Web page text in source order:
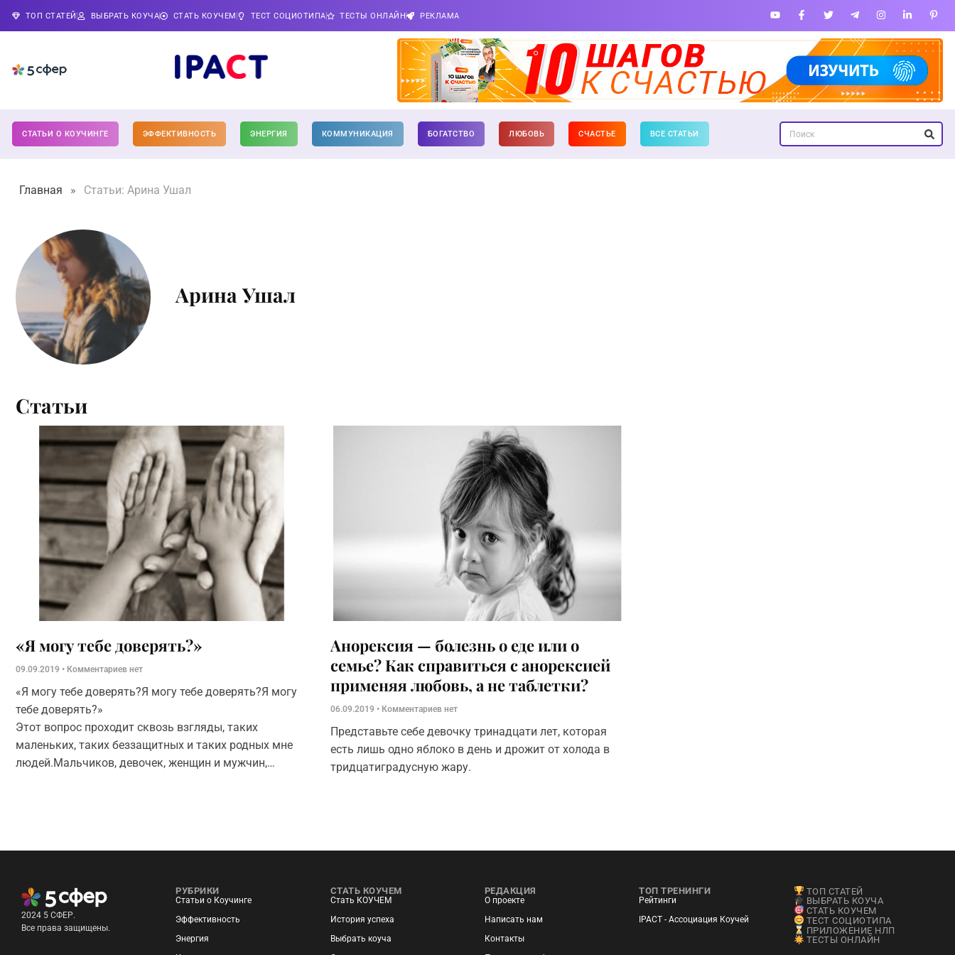
ТОП СТАТЕЙ ВЫБРАТЬ КОУЧА СТАТЬ КОУЧЕМ ТЕСТ СОЦИОТИПА ТЕСТЫ ОНЛАЙН РЕКЛАМА
СТАТЬИ О КОУЧИНГЕ ЭФФЕКТИВНОСТЬ ЭНЕРГИЯ КОММУНИКАЦИЯ БОГАТСТВО ЛЮБОВЬ СЧАСТЬЕ ВСЕ СТАТЬИ
Главная » Статьи: Арина Ушал
Арина Ушал
Статьи
«Я могу тебе доверять?»
09.09.2019 Комментариев нет
«Я могу тебе доверять?Я могу тебе доверять?Я могу
тебе доверять?»
Этот вопрос проходит сквозь взгляды, таких
маленьких, таких беззащитных и таких родных мне
людей.Мальчиков, девочек, женщин и мужчин,
Анорексия — болезнь о еде или о
семье? Как справиться с анорексией
применяя любовь, а не таблетки?
06.09.2019 Комментариев нет
Представьте себе девочку тринадцати лет, которая
есть лишь одно яблоко в день и дрожит от холода в
тридцатиградусную жару.
2024 5 СФЕР.
Все права защищены.
РУБРИКИ
Статьи о Коучинге
Эффективность
Энергия
СТАТЬ КОУЧЕМ
Стать КОУЧЕМ
История успеха
Выбрать коуча
РЕДАКЦИЯ
О проекте
Написать нам
Контакты
ТОП ТРЕНИНГИ
Рейтинги
IPACT - Ассоциация Коучей
ТОП СТАТЕЙ
ВЫБРАТЬ КОУЧА
СТАТЬ КОУЧЕМ
ТЕСТ СОЦИОТИПА
ПРИЛОЖЕНИЕ НЛП
ТЕСТЫ ОНЛАЙН